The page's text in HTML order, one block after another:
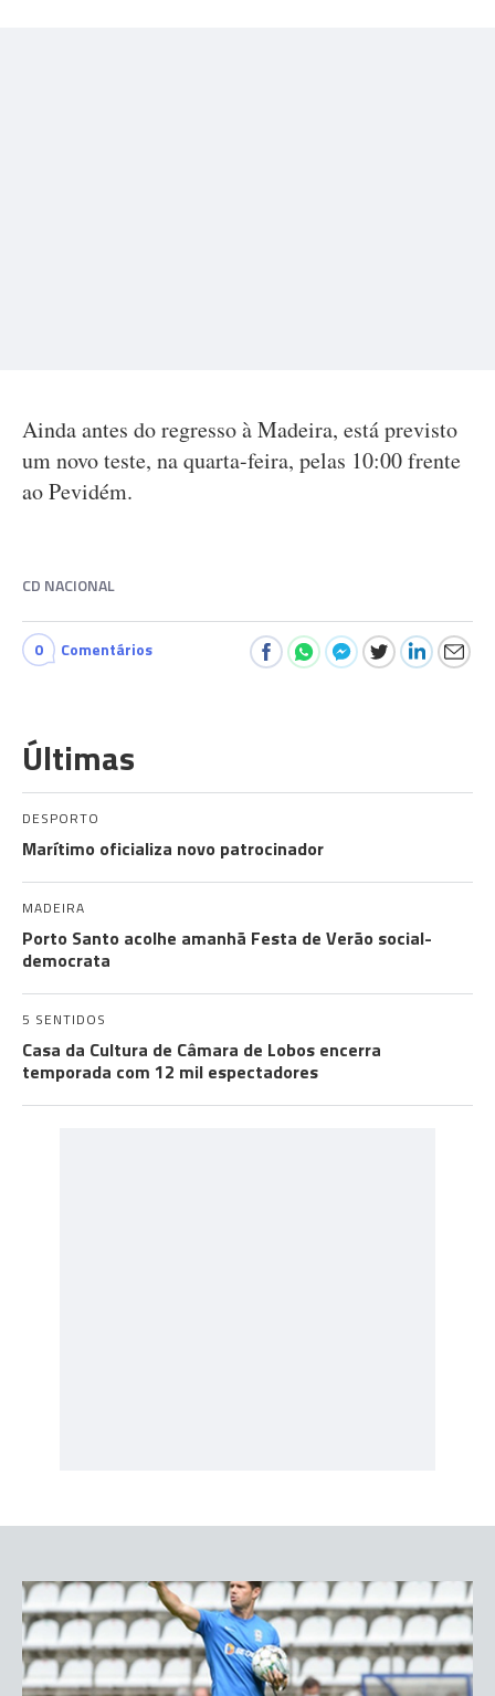
Ainda antes do regresso à Madeira, está previsto
um novo teste, na quarta-feira, pelas 10:00 frente
ao Pevidém.
CD NACIONAL
0 Comentários
Últimas
DESPORTO
Marítimo oficializa novo patrocinador
MADEIRA
Porto Santo acolhe amanhã Festa de Verão social-
democrata
5 SENTIDOS
Casa da Cultura de Câmara de Lobos encerra
temporada com 12 mil espectadores